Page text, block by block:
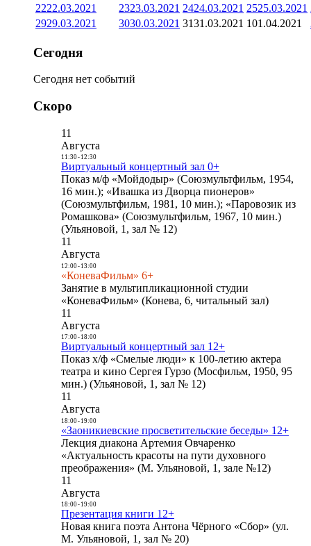
2222.03.2021 2323.03.2021 2424.03.2021 2525.03.2021
2929.03.2021 3030.03.2021 3131.03.2021 101.04.2021
Сегодня
Сегодня нет событий
Скоро
11
Августа
11:30- 12:30
Виртуальный концертный зал 0+
Показ м/ф «Мойдодыр» (Союзмультфильм, 1954,
16 мин.); «Ивашка из Дворца пионеров»
(Союзмультфильм, 1981, 10 мин.); «Паровозик из
Ромашкова» (Союзмультфильм, 1967, 10 мин.)
(Ульяновой, 1, зал № 12)
11
Августа
12:00- 13:00
«КоневаФильм» 6+
Занятие в мультипликационной студии
«КоневаФильм» (Конева, 6, читальный зал)
11
Августа
17:00- 18:00
Виртуальный концертный зал 12+
Показ х/ф «Смелые люди» к 100-летию актера
театра и кино Сергея Гурзо (Мосфильм, 1950, 95
мин.) (Ульяновой, 1, зал № 12)
11
Августа
18:00- 19:00
«Заоникиевские просветительские беседы» 12+
Лекция диакона Артемия Овчаренко
«Актуальность красоты на пути духовного
преображения» (М. Ульяновой, 1, зале №12)
11
Августа
18:00- 19:00
Презентация книги 12+
Новая книга поэта Антона Чёрного «Сбор» (ул.
М. Ульяновой, 1, зал № 20)